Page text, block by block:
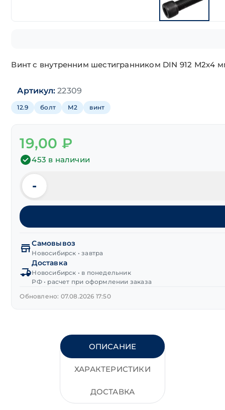
Винт с внутренним шестигранником DIN 912 М2х4
Артикул: 22309
12.9 болт М2 винт
19,00 ₽
453 в наличии
Количество
товара
Винт
DIN 912
внутренним
шестигранником
12.9
М2х4 мм
полной
-
Самовывоз
Новосибирск • завтра
Доставка
Новосибирск • в понедельник
РФ • расчет при оформлении заказа
Обновлено: 07.08.2026 17:50
ОПИСАНИЕ
ХАРАКТЕРИСТИКИ
ДОСТАВКА